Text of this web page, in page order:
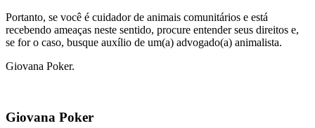
Portanto, se você é cuidador de animais comunitários e está
recebendo ameaças neste sentido, procure entender seus direitos e,
se for o caso, busque auxílio de um(a) advogado(a) animalista.
Giovana Poker.
Giovana Poker